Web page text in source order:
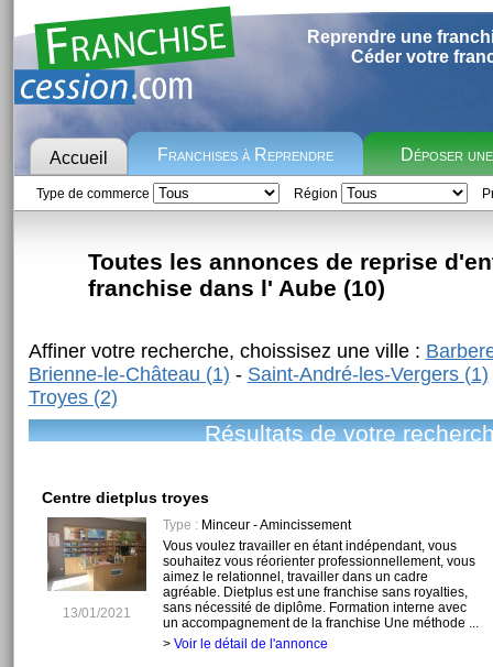
Reprendre une
Céder votre
Accueil Franchises à Reprendre Déposer
Type de commerce Région
Toutes les annonces de reprise
franchise dans l' Aube (10)
Affiner votre recherche, choissisez une ville :
Brienne-le-Château (1) - Saint-André-les-Vergers (1)
Troyes (2)
Résultats de votre
Centre dietplus troyes
13/01/2021
Type :Minceur - Amincissement
Vous voulez travailler en étant indépendant, vous
souhaitez vous réorienter professionnellement, vous
aimez le relationnel, travailler dans un cadre
agréable. Dietplus est une franchise sans royalties,
sans nécessité de diplôme. Formation interne avec
un accompagnement de la franchise Une méthode ...
> Voir le détail de l'annonce